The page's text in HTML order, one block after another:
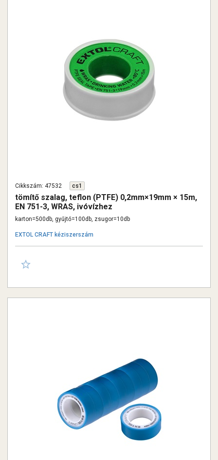
Cikkszám: 47532 cs1
tömítő szalag, teflon (PTFE) 0,2mm×19mm × 15m,
EN 751-3, WRAS, ivóvízhez
karton=500db, gyűjtő=100db, zsugor=10db
EXTOL CRAFT kéziszerszám